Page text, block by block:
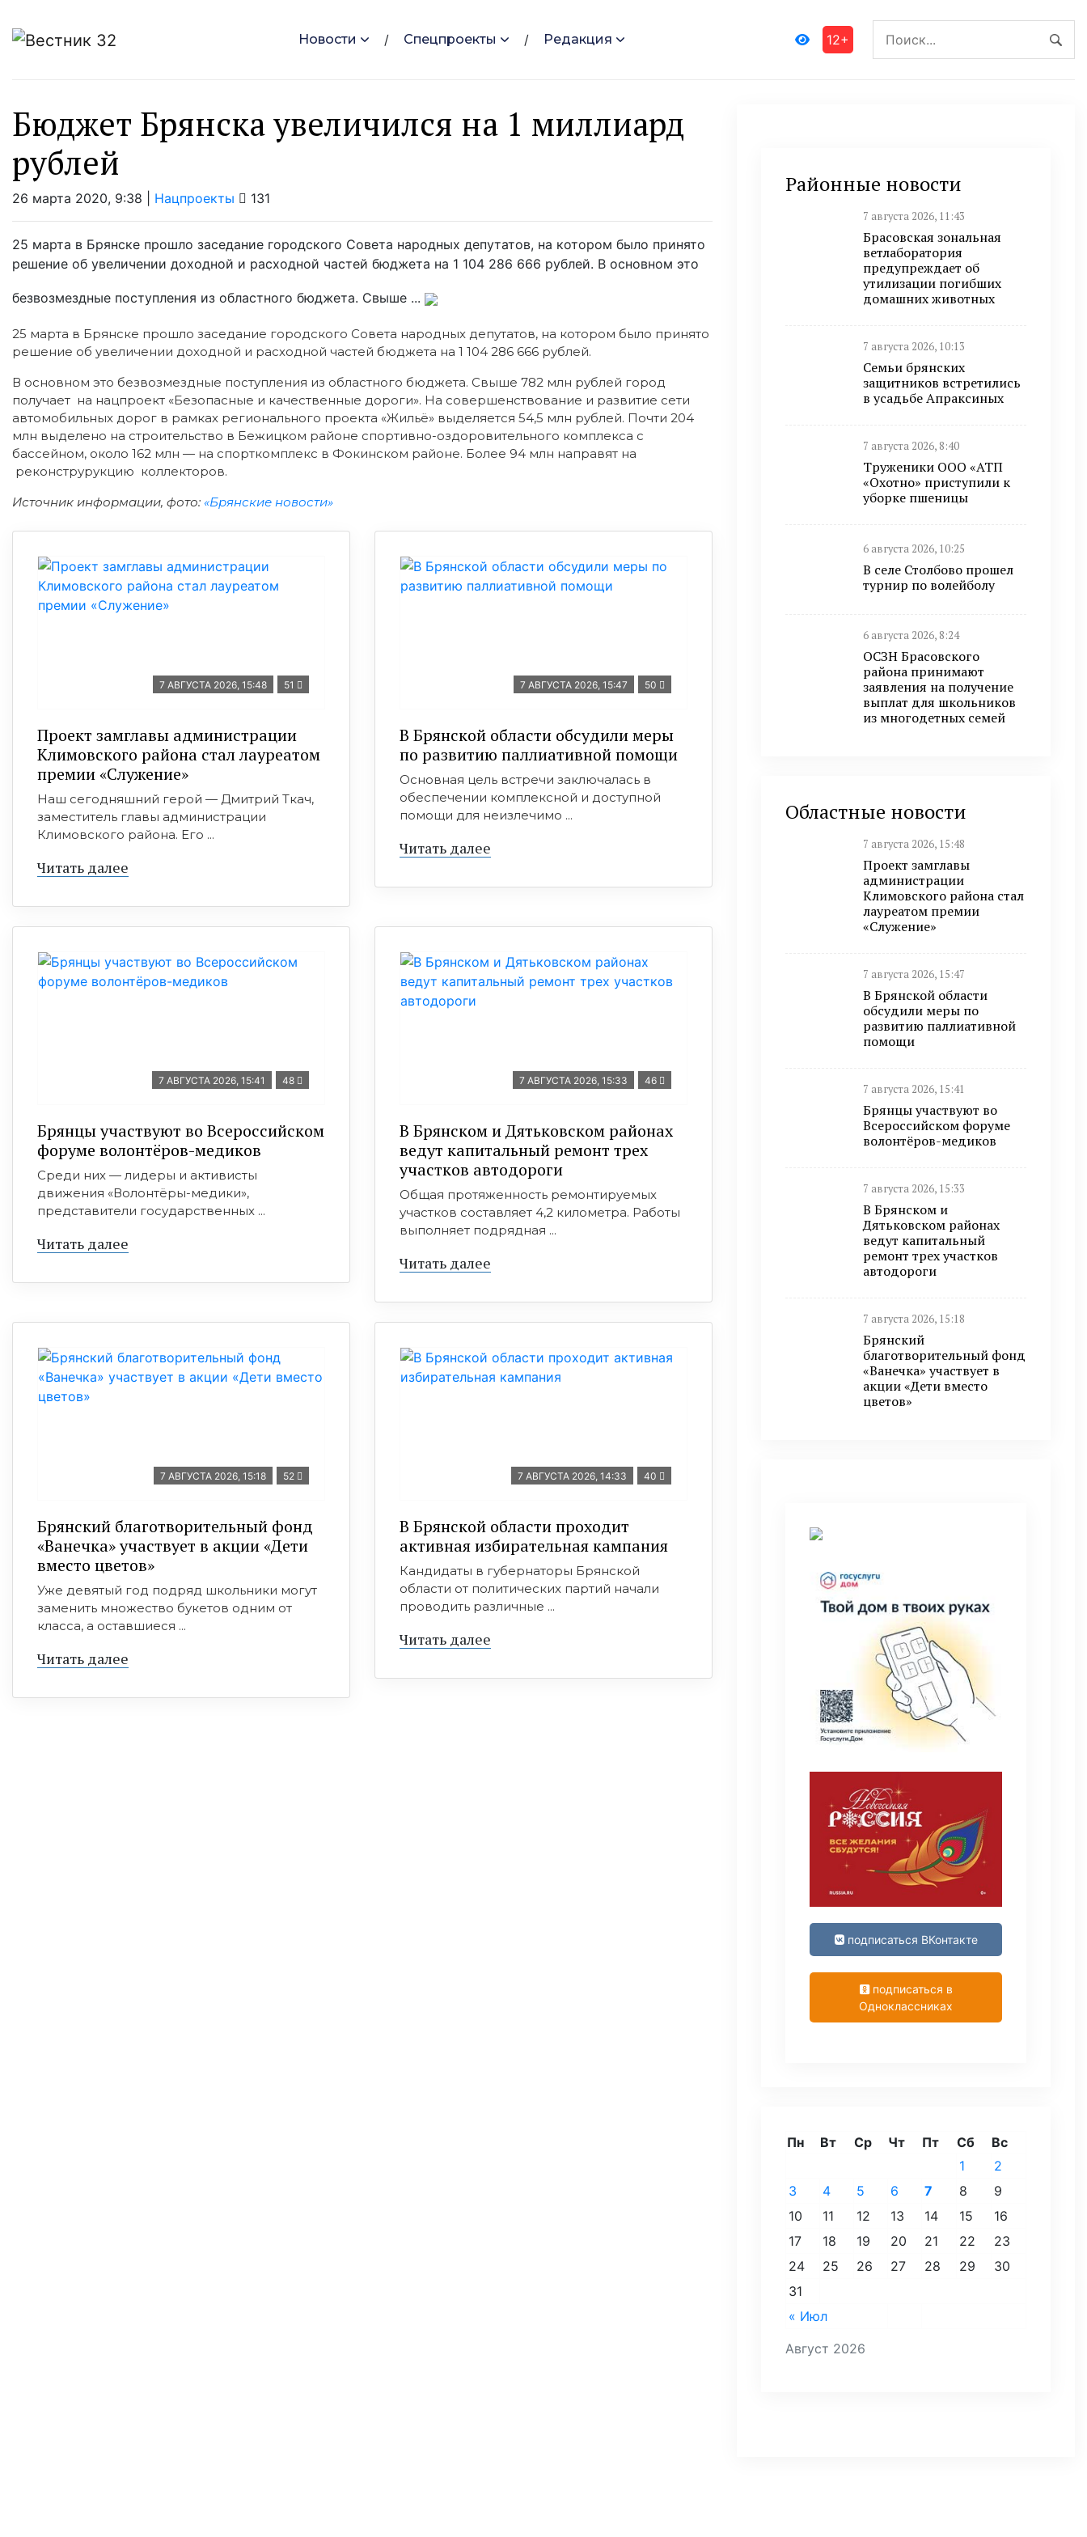
Новости Спецпроекты Редакция 12+
Бюджет Брянска увеличился на 1 миллиард
рублей
26 марта 2020, 9:38 | Нацпроекты 131
25 марта в Брянске прошло заседание городского Совета народных депутатов, на котором было принято
решение об увеличении доходной и расходной частей бюджета на 1 104 286 666 рублей. В основном это
безвозмездные поступления из областного бюджета. Свыше ...
25 марта в Брянске прошло заседание городского Совета народных депутатов, на котором было принято
решение об увеличении доходной и расходной частей бюджета на 1 104 286 666 рублей.
В основном это безвозмездные поступления из областного бюджета. Свыше 782 млн рублей город
получает на нацпроект «Безопасные и качественные дороги». На совершенствование и развитие сети
автомобильных дорог в рамках регионального проекта «Жильё» выделяется 54,5 млн рублей. Почти 204
млн выделено на строительство в Бежицком районе спортивно-оздоровительного комплекса с
бассейном, около 162 млн — на спорткомплекс в Фокинском районе. Более 94 млн направят на
реконструрукцию коллекторов.
Источник информации, фото: «Брянские новости»
7 АВГУСТА 2026, 15:48 51
Проект замглавы администрации
Климовского района стал лауреатом
премии «Служение»
Наш сегодняшний герой — Дмитрий Ткач,
заместитель главы администрации
Климовского района. Его ...
Читать далее
7 АВГУСТА 2026, 15:47 50
В Брянской области обсудили меры
по развитию паллиативной помощи
Основная цель встречи заключалась в
обеспечении комплексной и доступной
помощи для неизлечимо ...
Читать далее
7 АВГУСТА 2026, 15:41 48
Брянцы участвуют во Всероссийском
форуме волонтёров-медиков
Среди них — лидеры и активисты
движения «Волонтёры-медики»,
представители государственных ...
Читать далее
7 АВГУСТА 2026, 15:33 46
В Брянском и Дятьковском районах
ведут капитальный ремонт трех
участков автодороги
Общая протяженность ремонтируемых
участков составляет 4,2 километра. Работы
выполняет подрядная ...
Читать далее
7 АВГУСТА 2026, 15:18 52
Брянский благотворительный фонд
«Ванечка» участвует в акции «Дети
вместо цветов»
Уже девятый год подряд школьники могут
заменить множество букетов одним от
класса, а оставшиеся ...
Читать далее
7 АВГУСТА 2026, 14:33 40
В Брянской области проходит
активная избирательная кампания
Кандидаты в губернаторы Брянской
области от политических партий начали
проводить различные ...
Читать далее
Районные новости
7 августа 2026, 11:43
Брасовская зональная
ветлаборатория
предупреждает об
утилизации погибших
домашних животных
7 августа 2026, 10:13
Семьи брянских
защитников встретились
в усадьбе Апраксиных
7 августа 2026, 8:40
Труженики ООО «АТП
«Охотно» приступили к
уборке пшеницы
6 августа 2026, 10:25
В селе Столбово прошел
турнир по волейболу
6 августа 2026, 8:24
ОСЗН Брасовского
района принимают
заявления на получение
выплат для школьников
из многодетных семей
Областные новости
7 августа 2026, 15:48
Проект замглавы
администрации
Климовского района стал
лауреатом премии
«Служение»
7 августа 2026, 15:47
В Брянской области
обсудили меры по
развитию паллиативной
помощи
7 августа 2026, 15:41
Брянцы участвуют во
Всероссийском форуме
волонтёров-медиков
7 августа 2026, 15:33
В Брянском и
Дятьковском районах
ведут капитальный
ремонт трех участков
автодороги
7 августа 2026, 15:18
Брянский
благотворительный фонд
«Ванечка» участвует в
акции «Дети вместо
цветов»
подписаться ВКонтакте
подписаться в
Одноклассниках
Август 2026
Пн Вт Ср Чт Пт Сб Вс
« Июл
1
2
3
4 5 6 7 8
9
10
11 12 13 14 15
16
17
18 19 20 21 22
23
24
25 26 27 28 29
30
31